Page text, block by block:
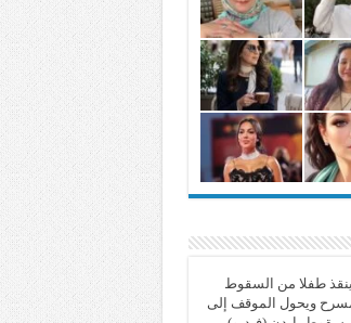
طفلا من السقوط
ويحول الموقف إلى